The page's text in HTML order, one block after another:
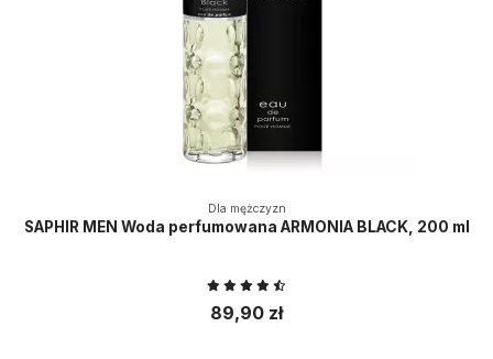
Dla mężczyzn
SAPHIR MEN Woda perfumowana ARMONIA BLACK, 200 ml
89,90 zł